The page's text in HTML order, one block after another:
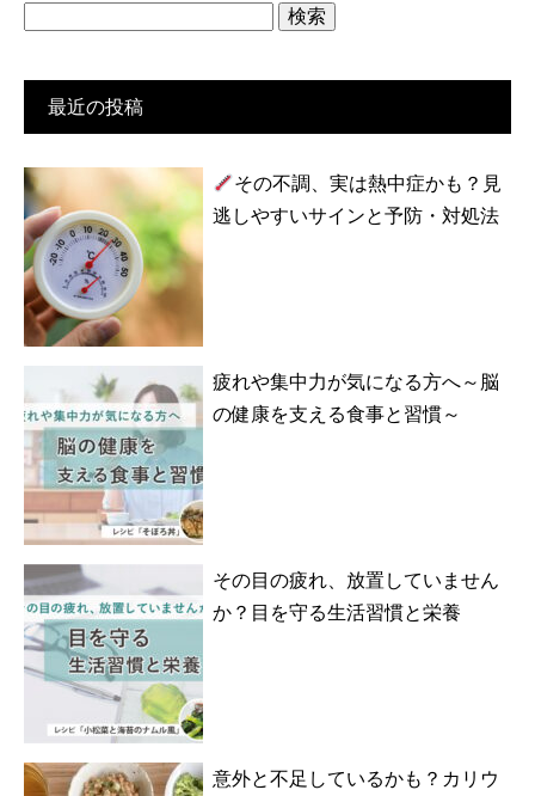
最近の投稿
その不調、実は熱中症かも？見
逃しやすいサインと予防・対処法
疲れや集中力が気になる方へ～脳
の健康を支える食事と習慣～
その目の疲れ、放置していません
か？目を守る生活習慣と栄養
意外と不足しているかも？カリウ